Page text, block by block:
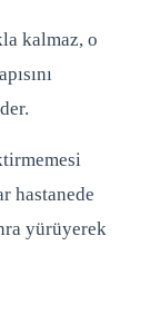
kalmaz, o
hastanede
yürüyerek